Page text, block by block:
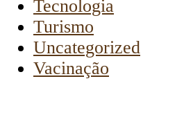
Tecnologia
Turismo
Uncategorized
Vacinação